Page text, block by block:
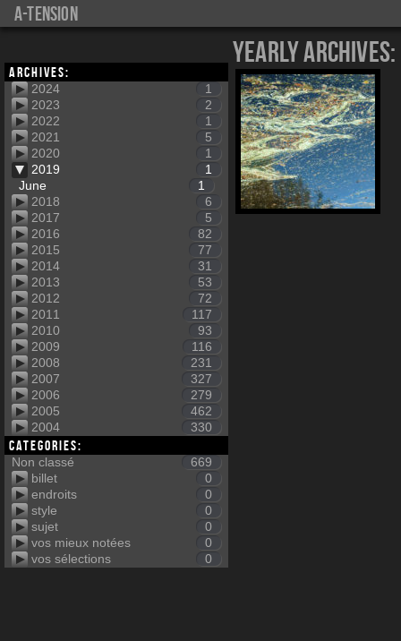
a-tension
Archives:
2024
1
2023
2
2022
1
2021
5
2020
1
2019
1
June
1
2018
6
2017
5
2016
82
2015
77
2014
31
2013
53
2012
72
2011
117
2010
93
2009
116
2008
231
2007
327
2006
279
2005
462
2004
330
Categories:
Non classé
669
billet
0
endroits
0
style
0
sujet
0
vos mieux notées
0
vos sélections
0
Yearly Archives: